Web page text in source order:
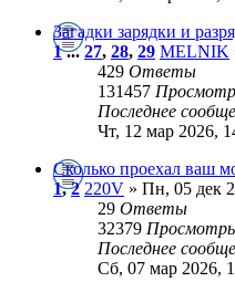
Загадки зарядки и
1...27, 28, 29 MELNIK
429 Ответы
131457
Последнее
Чт, 12 мар 2026,
Сколько проехал ваш
1,2 220V » Пн, 05 дек
29 Ответы
32379
Последнее
Сб, 07 мар 2026,